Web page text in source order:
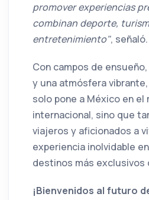
promover experiencias
combinan deporte,
entretenimiento", señaló.
Con campos de
y una atmósfera
solo pone a México en el
internacional, sino que
viajeros y aficionados a
experiencia inolvidable
destinos más exclusivos
¡Bienvenidos al futuro